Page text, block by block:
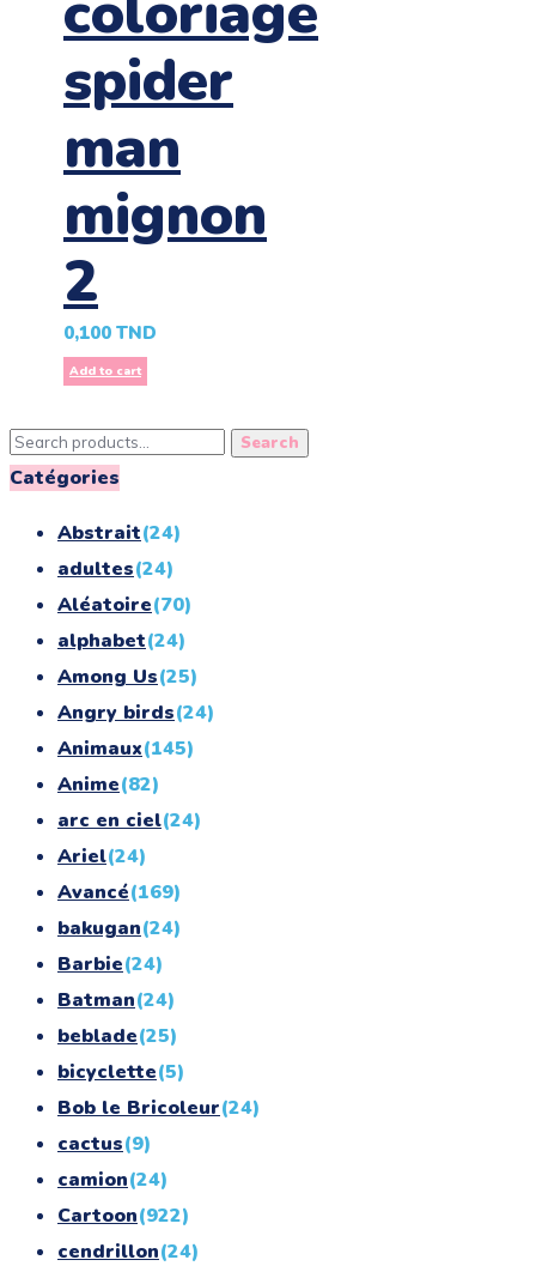
spider
man
mignon
2
0,100 TND
Add to cart
Search
for:
Search
Catégories
Abstrait(24)
adultes(24)
Aléatoire(70)
alphabet(24)
Among Us(25)
Angry birds(24)
Animaux(145)
Anime(82)
arc en ciel(24)
Ariel(24)
Avancé(169)
bakugan(24)
Barbie(24)
Batman(24)
beblade(25)
bicyclette(5)
Bob le Bricoleur(24)
cactus(9)
camion(24)
Cartoon(922)
cendrillon(24)